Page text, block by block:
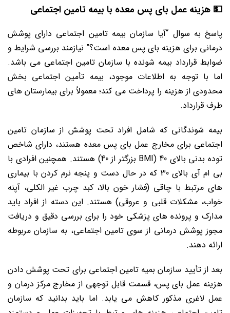
💵 هزینه عمل بای پس معده با بیمه تامین اجتماعی
پاسخ به سوال “آیا سازمان بیمه تامین اجتماعی دارای پوشش
درمانی برای هزینه بای پس معده است؟” نیازمند بررسی شرایط و
ضوابط قرارداد بیمه شونده با سازمان تامین اجتماعی می باشد.
اما با توجه به اطلاعات موجود، بیمه تأمین اجتماعی بخش
محدودی از هزینه را پرداخت می کند؛ معمولاً برای بیمارستان های
طرف قرارداد.
بیمه شوندگانی که شامل افراد تحت پوشش از سازمان تامین
اجتماعی برای مخارج عمل بای پس معده هستند، دارای شاخص
توده بدنی بالای 40 (BMI بزرگتر از 40) هستند. همچنین افرادی با
بی ام آی بالای 30 که در حال دست و پنجه نرم کردن با بیماری
های مرتبط با چاقی (فشار خون بالا، کبد چرب غیر الکلی، آپنه
خواب، مشکلات قلبی و عروقی) هستند. این دسته از افراد باید
مدارک و پرونده های پزشکی خود را برای بررسی دقیق و دریافت
مجوز پوشش درمانی از سوی تامین اجتماعی، به سازمان مربوطه
ارائه دهند.
بعد از تأیید سازمان بمیه تامین اجتماعی برای تحت پوشش دادن
هزینه عمل بای پس، قسمت قابل توجهی از مخارج مرکز درمان و
عمل لاغری مذکور کاهش می یابد. اما باید بدانید که سازمان